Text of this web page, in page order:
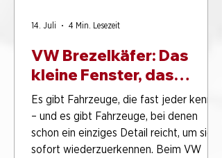
VW Brezelkäfer: Das
kleine Fenster, das
Geschichte schrieb
Es gibt Fahrzeuge, die fast jeder kennt
– und es gibt Fahrzeuge, bei denen
schon ein einziges Detail reicht, um sie
sofort wiederzuerkennen. Beim VW
14. Juli 4 Min. Lesezeit